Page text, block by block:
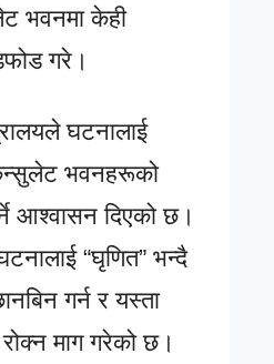
भवनमा केही
गरे।
घटनालाई
कन्सुलेट भवनहरूको
आश्वासन दिएको छ।
“घृणित” भन्दै
गर्न र यस्ता
रोक्न माग गरेको छ।